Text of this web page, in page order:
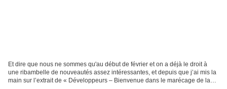
Et dire que nous ne sommes qu'au début de février et on a déjà le droit à
une ribambelle de nouveautés assez intéressantes, et depuis que j’ai mis la
main sur l’extrait de « Développeurs – Bienvenue dans le marécage de la